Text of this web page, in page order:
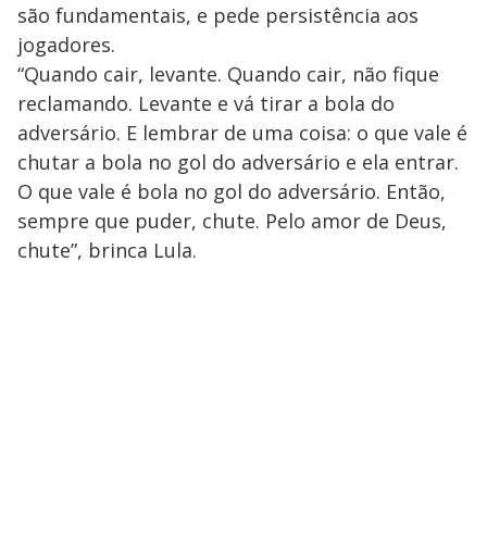
são fundamentais, e pede persistência aos
jogadores.
“Quando cair, levante. Quando cair, não fique
reclamando. Levante e vá tirar a bola do
adversário. E lembrar de uma coisa: o que vale é
chutar a bola no gol do adversário e ela entrar.
O que vale é bola no gol do adversário. Então,
sempre que puder, chute. Pelo amor de Deus,
chute”, brinca Lula.